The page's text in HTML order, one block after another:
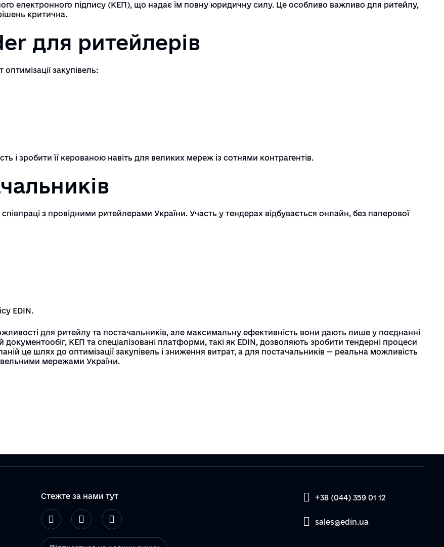
електронного підпису (КЕП), що надає їм повну юридичну силу. Це особливо важливо для ритейлу,
критична.
для ритейлерів
закупівель:
і зробити її керованою навіть для великих мереж із сотнями контрагентів.
з провідними ритейлерами України. Участь у тендерах відбувається онлайн, без паперової
EDIN.
для ритейлу та постачальників, але максимальну ефективність вони дають лише у поєднанні
КЕП та спеціалізовані платформи, такі як EDIN, дозволяють зробити тендерні процеси
це шлях до оптимізації закупівель і зниження витрат, а для постачальників — реальна можливість
мережами України.
Стежте за нами тут +38 (044) 359 01 12
sales@edin.ua